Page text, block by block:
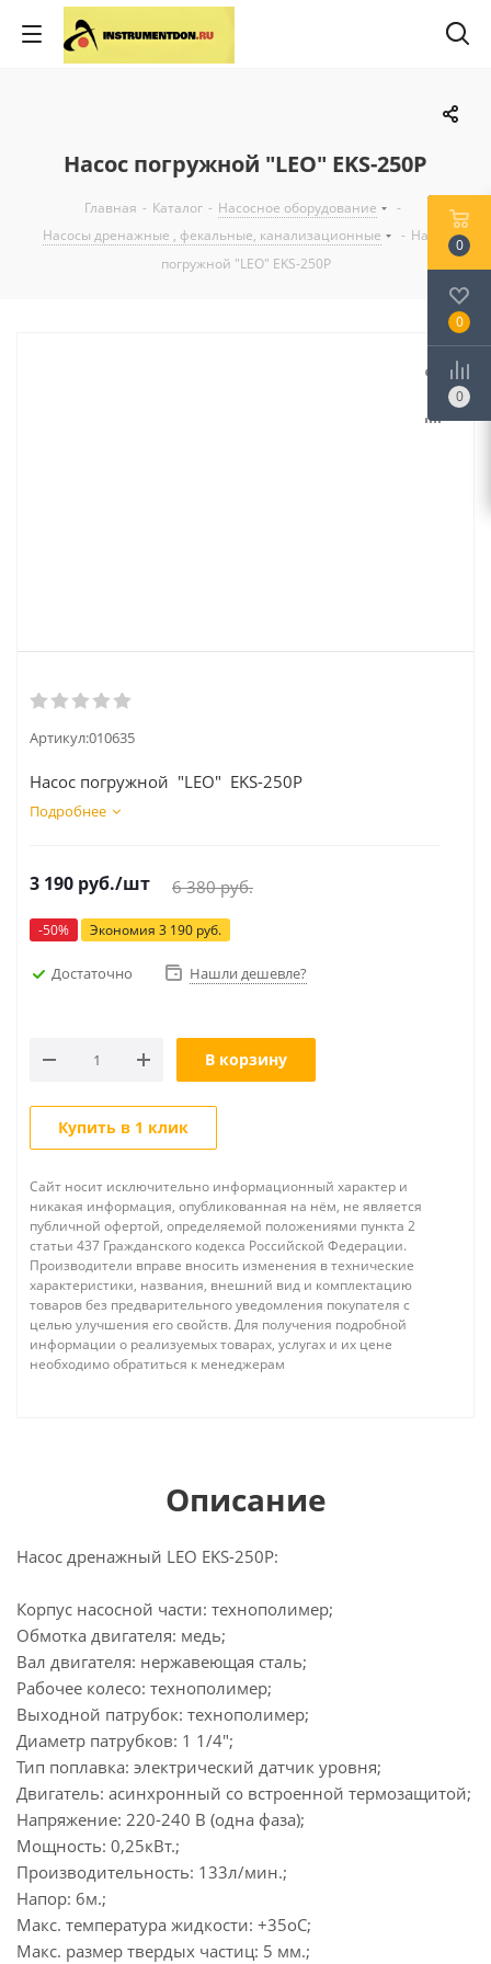
Насос погружной "LEO" EKS-250P
Главная - Каталог - Насосное оборудование
-
Насосы дренажные , фекальные, канализационные
- Насос
погружной "LEO" EKS-250P
Артикул:010635
Насос погружной "LEO" EKS-250P
Подробнее
3 190 руб./шт 6 380руб.
-50% Экономия 3 190 руб.
Достаточно Нашли дешевле?
В корзину
Купить в 1 клик
Сайт носит исключительно информационный характер и
никакая информация, опубликованная на нём, не является
публичной офертой, определяемой положениями пункта 2
статьи 437 Гражданского кодекса Российской Федерации.
Производители вправе вносить изменения в технические
характеристики, названия, внешний вид и комплектацию
товаров без предварительного уведомления покупателя с
целью улучшения его свойств. Для получения подробной
информации о реализуемых товарах, услугах и их цене
необходимо обратиться к менеджерам
Описание
Насос дренажный LEO EKS-250P:
Корпус насосной части: технополимер;
Обмотка двигателя: медь;
Вал двигателя: нержавеющая сталь;
Рабочее колесо: технополимер;
Выходной патрубок: технополимер;
Диаметр патрубков: 1 1/4";
Тип поплавка: электрический датчик уровня;
Двигатель: асинхронный со встроенной термозащитой;
Напряжение: 220-240 В (одна фаза);
Мощность: 0,25кВт.;
Производительность: 133л/мин.;
Напор: 6м.;
Макс. температура жидкости: +35оС;
Макс. размер твердых частиц: 5 мм.;
0
0
0